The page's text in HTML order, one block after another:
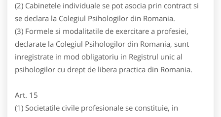
(2) Cabinetele individuale se pot asocia prin contract si
se declara la Colegiul Psihologilor din Romania.
(3) Formele si modalitatile de exercitare a profesiei,
declarate la Colegiul Psihologilor din Romania, sunt
inregistrate in mod obligatoriu in Registrul unic al
psihologilor cu drept de libera practica din Romania.
Art. 15
(1) Societatile civile profesionale se constituie, in